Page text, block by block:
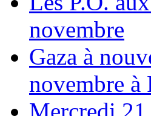
novembre
Gaza à
novembre à